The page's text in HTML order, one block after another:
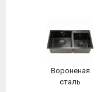
Вороненая
сталь